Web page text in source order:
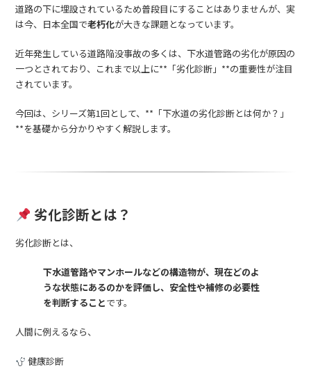
道路の下に埋設されているため普段目にすることはありませんが、実
は今、日本全国で老朽化が大きな課題となっています。
近年発生している道路陥没事故の多くは、下水道管路の劣化が原因の
一つとされており、これまで以上に**「劣化診断」**の重要性が注目
されています。
今回は、シリーズ第1回として、**「下水道の劣化診断とは何か？」
**を基礎から分かりやすく解説します。
劣化診断とは？
劣化診断とは、
下水道管路やマンホールなどの構造物が、現在どのよ
うな状態にあるのかを評価し、安全性や補修の必要性
を判断することです。
人間に例えるなら、
健康診断